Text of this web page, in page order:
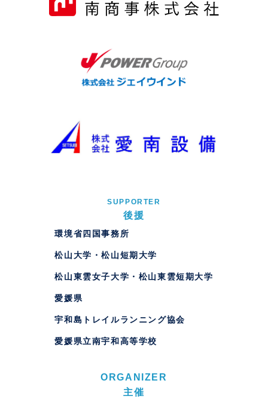
SUPPORTER
後援
環境省四国事務所
松山大学・松山短期大学
松山東雲女子大学・松山東雲短期大学
愛媛県
宇和島トレイルランニング協会
愛媛県立南宇和高等学校
ORGANIZER
主催